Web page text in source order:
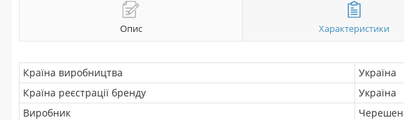
Опис Характеристики
Країна виробництва
Україна
Країна реєстрації бренду
Україна
Виробник